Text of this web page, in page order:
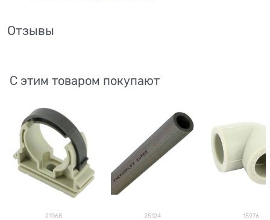
Отзывы
С этим товаром покупают
21068 25124 15976